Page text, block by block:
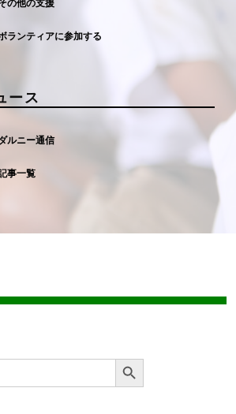
の他の支援
ランティアに参加する
ース
ルニー通信
事一覧
Search Button